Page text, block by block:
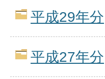
平成29年分
平成27年分